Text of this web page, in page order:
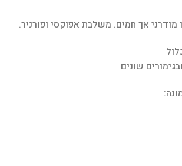
מודרני אך חמים. משלבת אפוקסי ופורניר.
שונים